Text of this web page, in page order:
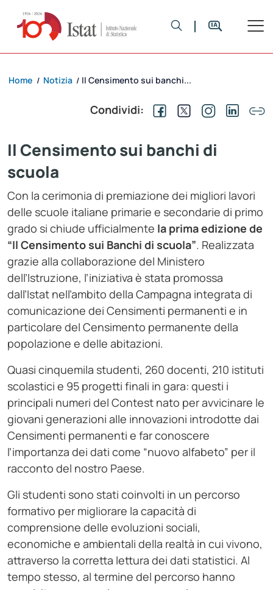
Home / Notizia / Il Censimento sui banchi...
Condividi:
Il Censimento sui banchi di
scuola
Con la cerimonia di premiazione dei migliori lavori
delle scuole italiane primarie e secondarie di primo
grado si chiude ufficialmente la prima edizione de
“Il Censimento sui Banchi di scuola”. Realizzata
grazie alla collaborazione del Ministero
dell’Istruzione, l’iniziativa è stata promossa
dall’Istat nell’ambito della Campagna integrata di
comunicazione dei Censimenti permanenti e in
particolare del Censimento permanente della
popolazione e delle abitazioni.
Quasi cinquemila studenti, 260 docenti, 210 istituti
scolastici e 95 progetti finali in gara: questi i
principali numeri del Contest nato per avvicinare le
giovani generazioni alle innovazioni introdotte dai
Censimenti permanenti e far conoscere
l’importanza dei dati come “nuovo alfabeto” per il
racconto del nostro Paese.
Gli studenti sono stati coinvolti in un percorso
formativo per migliorare la capacità di
comprensione delle evoluzioni sociali,
economiche e ambientali della realtà in cui vivono,
attraverso la corretta lettura dei dati statistici. Al
tempo stesso, al termine del percorso hanno